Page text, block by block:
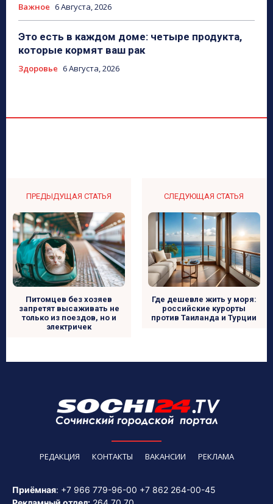
Важное 6 Августа, 2026
Это есть в каждом доме: четыре продукта,
которые кормят ваш рак
Здоровье 6 Августа, 2026
ПРЕДЫДУЩАЯ СТАТЬЯ
Питомцев без хозяев
запретят высаживать не
только из поездов, но и
электричек
СЛЕДУЮЩАЯ СТАТЬЯ
Где дешевле жить у моря:
российские курорты
против Таиланда и Турции
РЕДАКЦИЯ КОНТАКТЫ ВАКАНСИИ РЕКЛАМА
Приёмная: +7 966 779-96-00 +7 862 264-00-45